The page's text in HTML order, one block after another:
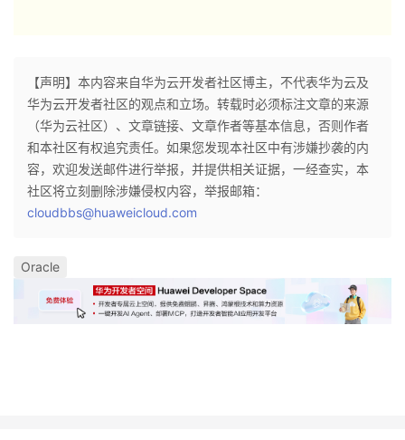
【声明】本内容来自华为云开发者社区博主，不代表华为云及
华为云开发者社区的观点和立场。转载时必须标注文章的来源
（华为云社区）、文章链接、文章作者等基本信息，否则作者
和本社区有权追究责任。如果您发现本社区中有涉嫌抄袭的内
容，欢迎发送邮件进行举报，并提供相关证据，一经查实，本
社区将立刻删除涉嫌侵权内容，举报邮箱：
cloudbbs@huaweicloud.com
Oracle